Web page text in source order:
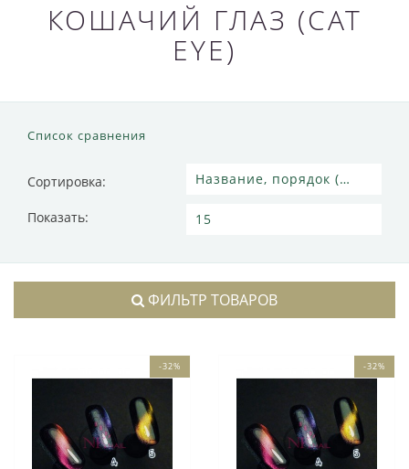
КОШАЧИЙ ГЛАЗ (CAT
EYE)
Список сравнения
Сортировка:
Показать:
ФИЛЬТР ТОВАРОВ
-32% -32%